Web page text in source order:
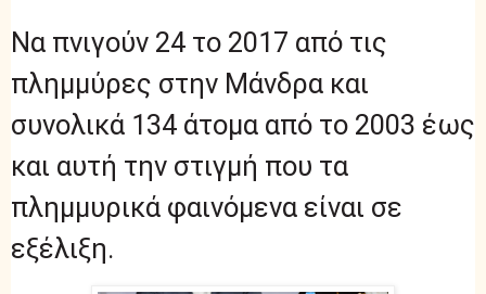
Να πνιγούν 24 το 2017 από τις
πλημμύρες στην Μάνδρα και
συνολικά 134 άτομα από το 2003 έως
και αυτή την στιγμή που τα
πλημμυρικά φαινόμενα είναι σε
εξέλιξη.